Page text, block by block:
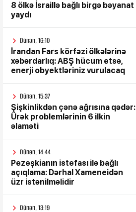
8 ölkə İsraillə bağlı birgə bəyanat
yaydı
Dünən, 16:10
İrandan Fars körfəzi ölkələrinə
xəbərdarlıq: ABŞ hücum etsə,
enerji obyektləriniz vurulacaq
Dünən, 15:37
Şişkinlikdən çənə ağrısına qədər:
Ürək problemlərinin 6 ilkin
əlaməti
Dünən, 14:44
Pezeşkianın istefası ilə bağlı
açıqlama: Dərhal Xameneidən
üzr istənilməlidir
Dünən, 13:19